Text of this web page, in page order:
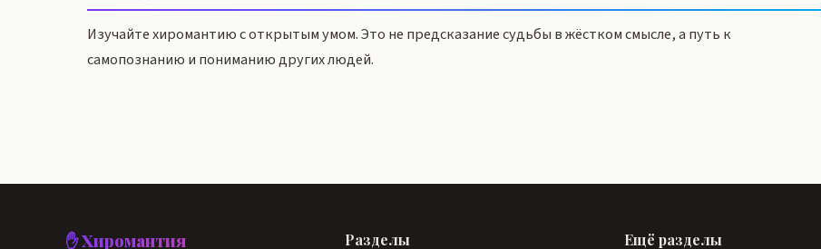
Изучайте хиромантию с открытым умом. Это не предсказание судьбы в жёстком смысле, а путь к
самопознанию и пониманию других людей.
✋ Хиромантия Разделы Ещё разделы